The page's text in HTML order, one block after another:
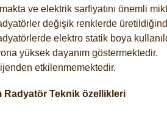
ve elektrik sarfiyatını önemli
değişik renklerde
elektro statik boya
yüksek dayanım göstermektedir.
etkilenmemektedir.
Radyatör Teknik özellikleri